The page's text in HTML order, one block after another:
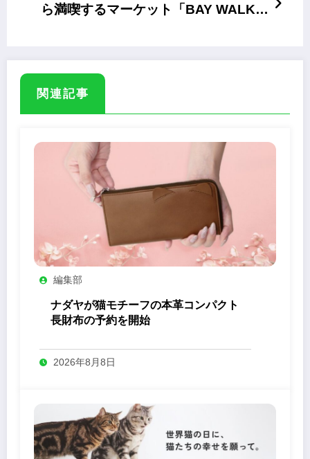
ら満喫するマーケット「BAY WALK
関連記事
編集部
ナダヤが猫モチーフの本革コンパクト
長財布の予約を開始
2026年8月8日